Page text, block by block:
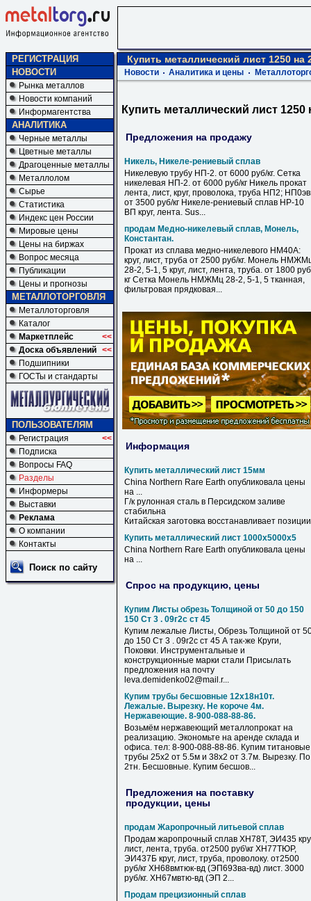
РЕГИСТРАЦИЯ
НОВОСТИ
Рынка металлов
Новости компаний
Информагентства
АНАЛИТИКА
Черные металлы
Цветные металлы
Драгоценные металлы
Металлолом
Сырье
Статистика
Индекс цен России
Мировые цены
Цены на биржах
Вопрос месяца
Публикации
Цены и прогнозы
МЕТАЛЛОТОРГОВЛЯ
Металлоторговля
Каталог
Маркетплейс
<<
Доска объявлений <<
Подшипники
ГОСТы и стандарты
ПОЛЬЗОВАТЕЛЯМ
Регистрация
<<
Подписка
Вопросы FAQ
Разделы
Информеры
Выставки
Реклама
О компании
Контакты
Поиск по сайту
Купить металлический лист 1250 на
Новости Аналитика и цены
Купить металлический лист 1250
Предложения на продажу
Никель, Никеле-рениевый сплав
Никелевую трубу НП-2. от 6000 руб/кг. Сетка
никелевая НП-2. от 6000 руб/кг Никель прокат
лента, лист, круг, проволока, труба НП2;
от 3500 руб/кг Никеле-рениевый сплав НР-10
ВП круг, лента. Sus...
продам Медно-никелевый сплав, Монель,
Константан.
Прокат из сплава медно-никелевого НМ40А:
круг, лист, труба от 2500 руб/кг. Монель
28-2, 5-1, 5 круг, лист, лента, труба. от 1800
кг Сетка Монель НМЖМц 28-2, 5-1, 5 тканная,
фильтровая прядковая...
Информация
Купить металлический лист 15мм
China Northern Rare Earth опубликовала цены
на ...
Г/к рулонная сталь в Персидском заливе
стабильна
Китайская заготовка восстанавливает позиции
Купить металлический лист 1000х5000х5
China Northern Rare Earth опубликовала цены
на ...
Спрос на продукцию, цены
Купим Листы обрезь Толщиной от 50 до 150
150 Ст 3 . 09г2с ст 45
Купим лежалые Листы, Обрезь Толщиной от
до 150 Ст 3 . 09г2с ст 45 А так-же Круги,
Поковки. Инструментальные и
конструкционные марки стали Присылать
предложения на почту
leva.demidenko02@mail.r...
Купим трубы бесшовные 12х18н10т.
Лежалые. Вырезку. Не короче 4м.
Нержавеющие. 8-900-088-88-86.
Возьмём нержавеющий металлопрокат на
реализацию. Экономьте на аренде склада и
офиса. тел: 8-900-088-88-86. Купим титановые
трубы 25х2 от 5.5м и 38х2 от 3.7м. Вырезку. По
2тн. Бесшовные. Купим бесшов...
Предложения на поставку
продукции, цены
продам Жаропрочный литьевой сплав
Продам жаропрочный сплав ХН78Т, ЭИ435
лист, лента, труба. от2500 руб\кг ХН77ТЮР,
ЭИ437Б круг, лист, труба, проволоку. от2500
руб/кг ХН68вмтюк-вд (ЭП693ва-вд) лист. 3000
руб/кг. ХН67мвтю-вд (ЭП 2...
Продам прецизионный сплав